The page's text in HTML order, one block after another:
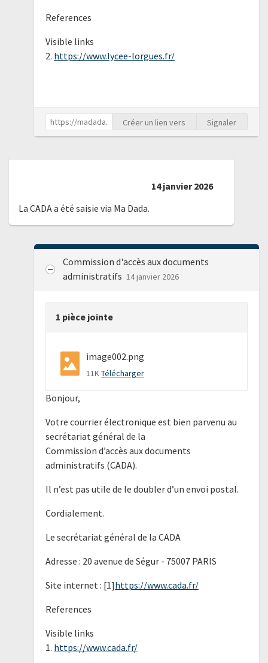
References
Visible links
2. https://www.lycee-lorgues.fr/
Créer un lien vers Signaler
14 janvier 2026
La CADA a été saisie via Ma Dada.
Commission d'accès aux documents
administratifs 14 janvier 2026
1 pièce jointe
image002.png
11KTélécharger
Bonjour,
Votre courrier électronique est bien parvenu au
secrétariat général de la
Commission d’accès aux documents
administratifs (CADA).
Il n’est pas utile de le doubler d’un envoi postal.
Cordialement.
Le secrétariat général de la CADA
Adresse : 20 avenue de Ségur - 75007 PARIS
Site internet : [1]https://www.cada.fr/
References
Visible links
1. https://www.cada.fr/